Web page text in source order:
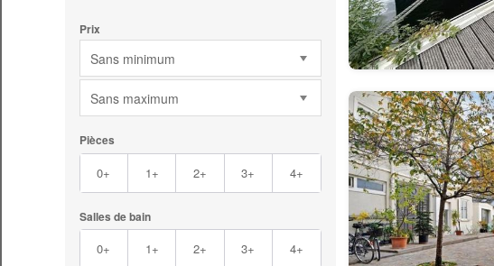
Prix
Sans minimum
Sans maximum
Pièces
0+ 1+ 2+ 3+ 4+
Salles de bain
0+ 1+ 2+ 3+ 4+